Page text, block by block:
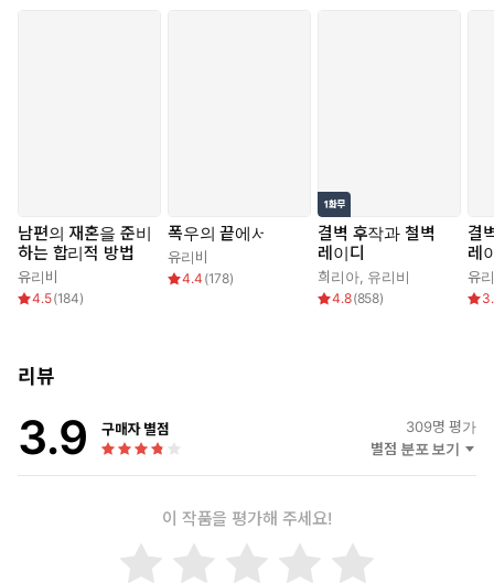
남편의 재혼을 준비
하는 합리적 방법
유리비
4.5(184)
폭우의 끝에서
유리비
4.4 (178)
결벽 후작과 철벽
레이디
희리아, 유리비
4.8(858)
결
레
유
리뷰
3.9 구매자 별점 309명 평가
별점 분포 보기
이 작품을 평가해 주세요!